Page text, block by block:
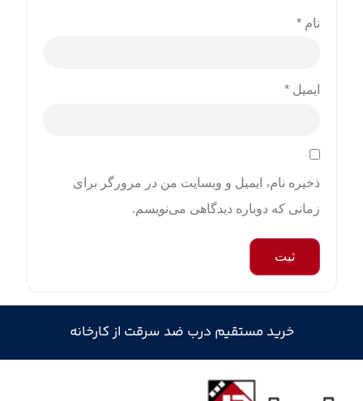
نام *
ایمیل *
ذخیره نام، ایمیل و وبسایت من در مرورگر برای
زمانی که دوباره دیدگاهی می‌نویسم.
خرید مستقیم درب ضد سرقت از کارخانه